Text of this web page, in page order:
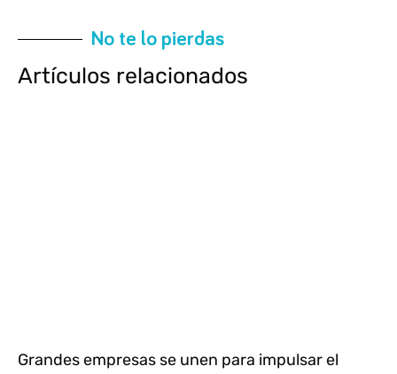
No te lo pierdas
Artículos relacionados
Grandes empresas se unen para impulsar el